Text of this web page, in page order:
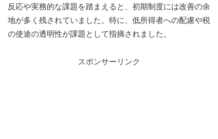
反応や実務的な課題を踏まえると、初期制度には改善の余
地が多く残されていました。特に、低所得者への配慮や税
の使途の透明性が課題として指摘されました。
スポンサーリンク